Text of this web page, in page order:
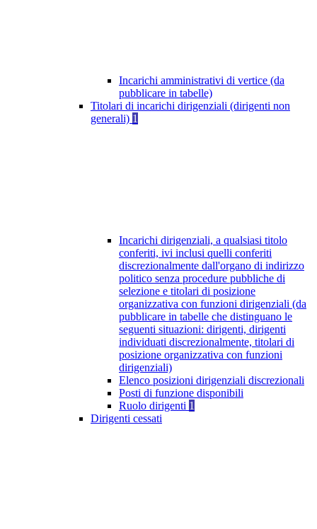
Incarichi amministrativi di vertice (da
pubblicare in tabelle)
Titolari di incarichi dirigenziali (dirigenti non
generali) 1
Incarichi dirigenziali, a qualsiasi titolo
conferiti, ivi inclusi quelli conferiti
discrezionalmente dall'organo di indirizzo
politico senza procedure pubbliche di
selezione e titolari di posizione
organizzativa con funzioni dirigenziali (da
pubblicare in tabelle che distinguano le
seguenti situazioni: dirigenti, dirigenti
individuati discrezionalmente, titolari di
posizione organizzativa con funzioni
dirigenziali)
Elenco posizioni dirigenziali discrezionali
Posti di funzione disponibili
Ruolo dirigenti 1
Dirigenti cessati